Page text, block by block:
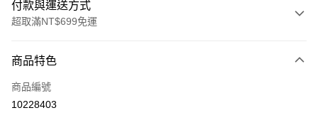
付款與運送方式
超取滿NT$699免運
信用卡一次付款
Apple Pay
商品特色
商品編號
10228403